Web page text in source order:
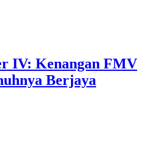
IV: Kenangan FMV
Berjaya